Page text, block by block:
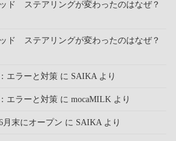
ド ステアリングが変わったのはなぜ？
ド ステアリングが変わったのはなぜ？
エラーと対策 に SAIKA より
エラーと対策 に mocaMILK より
末にオープン に SAIKA より